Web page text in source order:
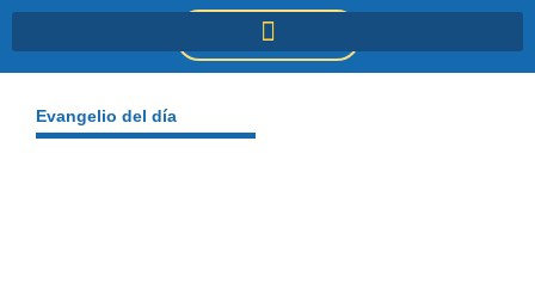
DONACIONES
Evangelio del día